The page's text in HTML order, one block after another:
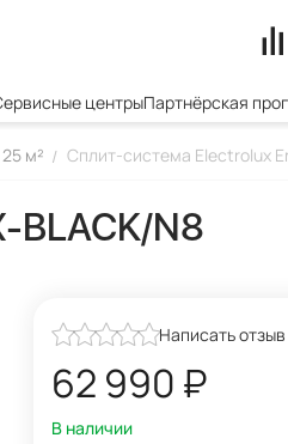
центрыПартнёрская
25 м² / Сплит-система Electrolux
BLACK/N8
Написать отзыв
62 990 ₽
В наличии